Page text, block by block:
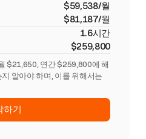
$59,538/월
$81,187/월
1.6시간
$259,800
$21,650, 연간 $259,800에 해
알아야 하며, 이를 위해서는
하기